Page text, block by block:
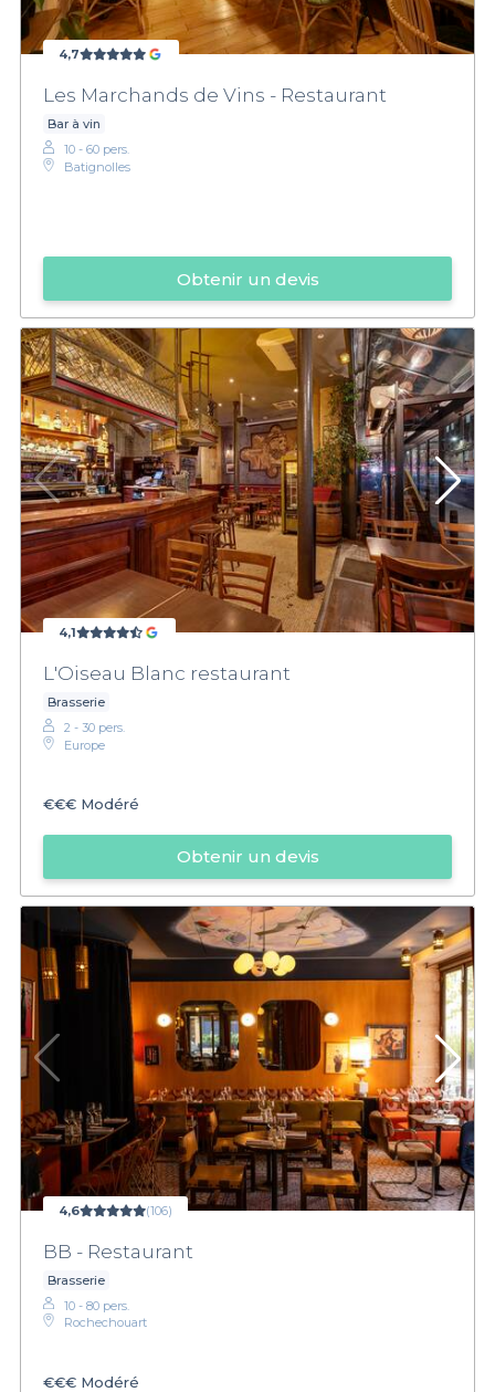
4,7
Les Marchands de Vins - Restaurant
Bar à vin
10 - 60 pers.
Batignolles
Obtenir un devis
4,1
L'Oiseau Blanc restaurant
Brasserie
2 - 30 pers.
Europe
€€€ Modéré
Obtenir un devis
4,6 (106)
BB - Restaurant
Brasserie
10 - 80 pers.
Rochechouart
€€€ Modéré